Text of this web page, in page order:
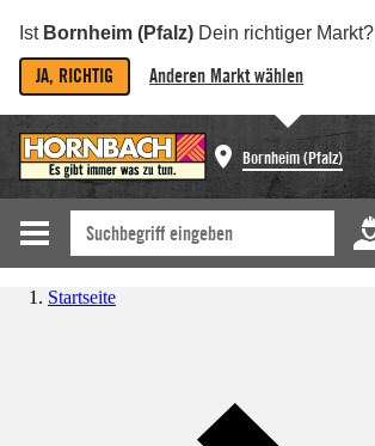
Ist Bornheim (Pfalz) Dein richtiger Markt?
JA, RICHTIG Anderen Markt wählen
Bornheim (Pfalz)
Startseite